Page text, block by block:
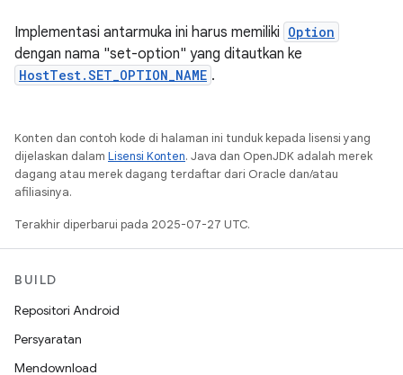
Implementasi antarmuka ini harus memiliki Option
dengan nama "set-option" yang ditautkan ke
HostTest.SET_OPTION_NAME .
Konten dan contoh kode di halaman ini tunduk kepada lisensi yang
dijelaskan dalam Lisensi Konten. Java dan OpenJDK adalah merek
dagang atau merek dagang terdaftar dari Oracle dan/atau
afiliasinya.
Terakhir diperbarui pada 2025-07-27 UTC.
BUILD
Repositori Android
Persyaratan
Mendownload